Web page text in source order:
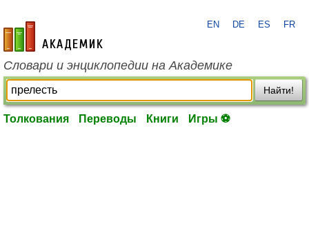
academic.ru
EN DE ES FR
Словари и энциклопедии на Академике
Найти!
Толкования Переводы Книги Игры ⚽